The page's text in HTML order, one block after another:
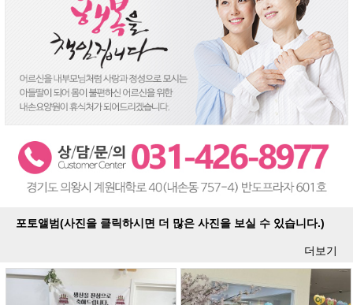
포토앨범(사진을 클릭하시면 더 많은 사진을 보실 수 있습니다.)
더보기